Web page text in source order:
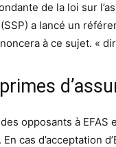
de la loi sur
a lancé un
à ce sujet. «
opposants à EFAS
En cas d’acceptation